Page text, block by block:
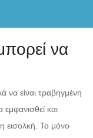
μαστογραφία
εξέταση
να
να είναι τραβηγμένη
και
εισολκή. Το μόνο